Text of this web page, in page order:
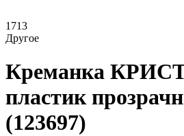
1713
Другое
Креманка
пластик
(123697)